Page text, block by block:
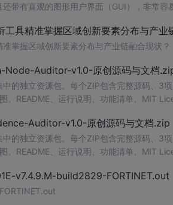
带有直观的图形用户界面（GUI），非常
的！
工具精准掌握区域创新要素分布与产
掌握区域创新要素分布与产业链融合现状？
Auditor-v1.0-原创源码与文档
的独立资源包。每个ZIP包含完整源码、3
、README、运行说明、功能清单、MIT
日志或其他受限素材。适合前端开发、AI
Auditor-v1.0-原创源码与文档.zip
的独立资源包。每个ZIP包含完整源码、3
、README、运行说明、功能清单、MIT
日志或其他受限素材。适合前端开发、AI
v7.4.9.M-build2829-FORTINET.out